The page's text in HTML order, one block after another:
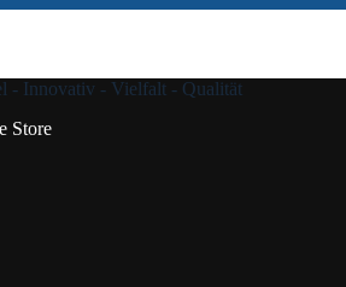
- Innovativ - Vielfalt - Qualität
Store